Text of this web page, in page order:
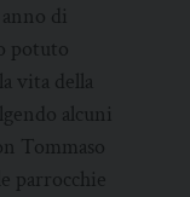
di
potuto
vita della
alcuni
Tommaso
parrocchie